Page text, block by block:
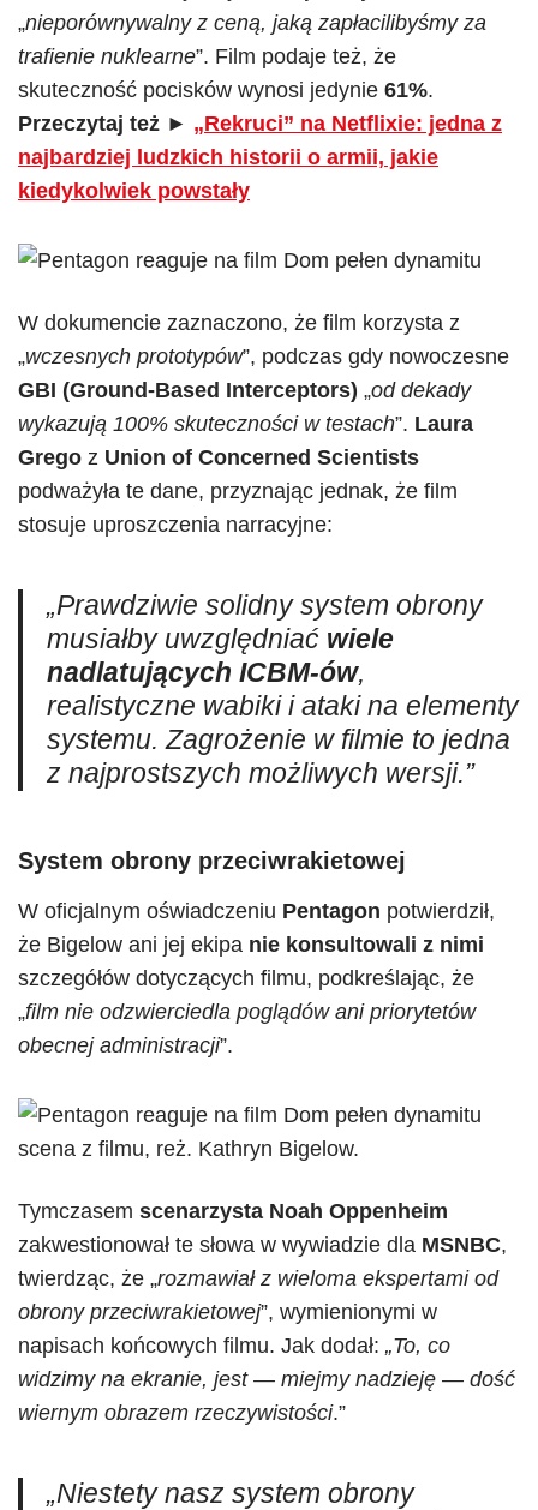
„nieporównywalny z ceną, jaką zapłacilibyśmy za
trafienie nuklearne”. Film podaje też, że
skuteczność pocisków wynosi jedynie 61%.
Przeczytaj też ► „Rekruci” na Netflixie: jedna z
najbardziej ludzkich historii o armii, jakie
kiedykolwiek powstały
W dokumencie zaznaczono, że film korzysta z
„wczesnych prototypów”, podczas gdy nowoczesne
GBI (Ground-Based Interceptors) „od dekady
wykazują 100% skuteczności w testach”. Laura
Grego z Union of Concerned Scientists
podważyła te dane, przyznając jednak, że film
stosuje uproszczenia narracyjne:
„Prawdziwie solidny system obrony
musiałby uwzględniać wiele
nadlatujących ICBM-ów,
realistyczne wabiki i ataki na elementy
systemu. Zagrożenie w filmie to jedna
z najprostszych możliwych wersji.”
System obrony przeciwrakietowej
W oficjalnym oświadczeniu Pentagon potwierdził,
że Bigelow ani jej ekipa nie konsultowali z nimi
szczegółów dotyczących filmu, podkreślając, że
„film nie odzwierciedla poglądów ani priorytetów
obecnej administracji”.
Tymczasem scenarzysta Noah Oppenheim
zakwestionował te słowa w wywiadzie dla MSNBC,
twierdząc, że „rozmawiał z wieloma ekspertami od
obrony przeciwrakietowej”, wymienionymi w
napisach końcowych filmu. Jak dodał: „To, co
widzimy na ekranie, jest — miejmy nadzieję — dość
wiernym obrazem rzeczywistości.”
„Niestety nasz system obrony